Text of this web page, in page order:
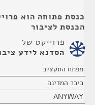
כנסת פתוחה הוא
הכנסת לציבור
פרוייקט של
הסדנא לידע
מפתח התקציב
כיכר המדינה
ANYWAY